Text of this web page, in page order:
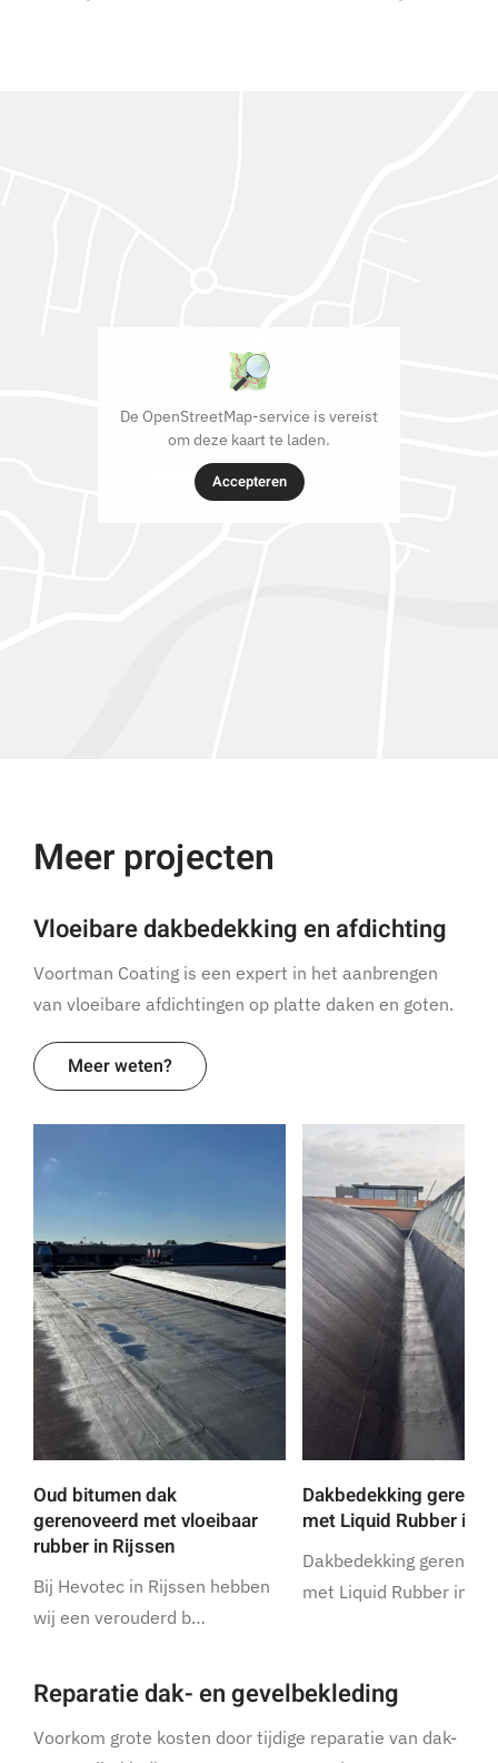
De OpenStreetMap-service is vereist
om deze kaart te laden.
Accepteren
Meer projecten
Vloeibare dakbedekking en afdichting
Voortman Coating is een expert in het aanbrengen
van vloeibare afdichtingen op platte daken en goten.
Meer weten?
Oud bitumen dak
gerenoveerd met vloeibaar
rubber in Rijssen
Bij Hevotec in Rijssen hebben
wij een verouderd b…
Dakbedekking
met Liquid Rubber in
Dakbedekking
met Liquid Rubber in
Reparatie dak- en gevelbekleding
Voorkom grote kosten door tijdige reparatie van dak-